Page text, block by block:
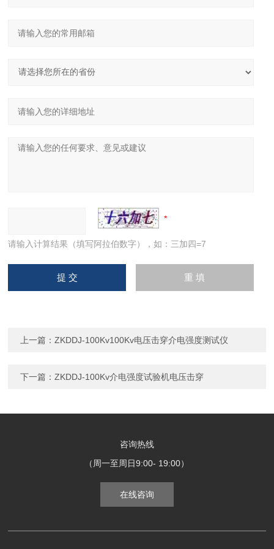
请输入计算结果（填写阿拉伯数字），如：三加四=7
上一篇：ZKDDJ-100Kv100Kv电压击穿介电强度测试仪
下一篇：ZKDDJ-100Kv介电强度试验机电压击穿
咨询热线
（周一至周日9:00- 19:00）
在线咨询